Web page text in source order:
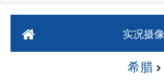
实况摄
希腊